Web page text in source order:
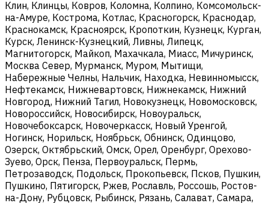
Клин, Клинцы, Ковров, Коломна, Колпино, Комсомольск-
на-Амуре, Кострома, Котлас, Красногорск, Краснодар,
Краснокамск, Красноярск, Кропоткин, Кузнецк, Курган,
Курск, Ленинск-Кузнецкий, Ливны, Липецк,
Магнитогорск, Майкоп, Махачкала, Миасс, Мичуринск,
Москва Север, Мурманск, Муром, Мытищи,
Набережные Челны, Нальчик, Находка, Невинномысск,
Нефтекамск, Нижневартовск, Нижнекамск, Нижний
Новгород, Нижний Тагил, Новокузнецк, Новомосковск,
Новороссийск, Новосибирск, Новоуральск,
Новочебоксарск, Новочеркасск, Новый Уренгой,
Ногинск, Норильск, Ноябрьск, Обнинск, Одинцово,
Озерск, Октябрьский, Омск, Орел, Оренбург, Орехово-
Зуево, Орск, Пенза, Первоуральск, Пермь,
Петрозаводск, Подольск, Прокопьевск, Псков, Пушкин,
Пушкино, Пятигорск, Ржев, Рославль, Россошь, Ростов-
на-Дону, Рубцовск, Рыбинск, Рязань, Салават, Самара,